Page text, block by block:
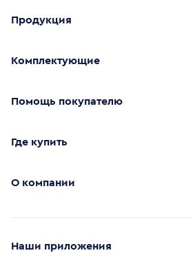
Продукция
Комплектующие
Помощь покупателю
Где купить
О компании
Наши приложения